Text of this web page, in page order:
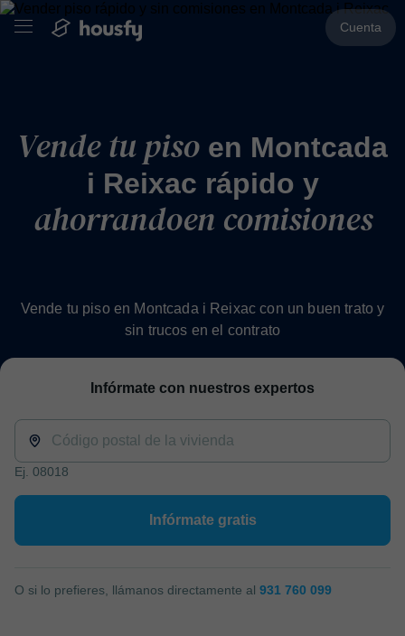
Cuenta
Vende tu piso en Montcada
i Reixac rápido y
ahorrandoen comisiones
Vende tu piso en Montcada i Reixac con un buen trato y
sin trucos en el contrato
Infórmate con nuestros expertos
Ej. 08018
Infórmate gratis
O si lo prefieres, llámanos directamente al 931 760 099